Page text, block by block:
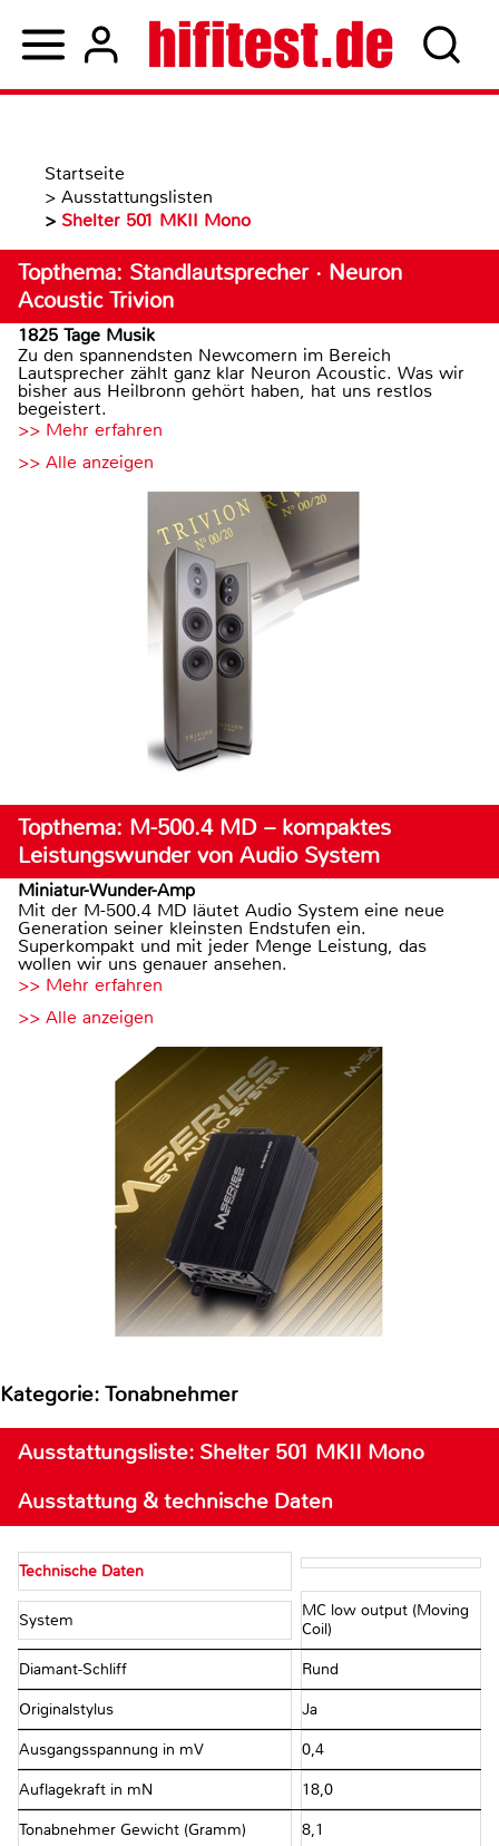
Startseite
> Ausstattungslisten
> Shelter 501 MKII Mono
Topthema: Standlautsprecher · Neuron
Acoustic Trivion
1825 Tage Musik
Zu den spannendsten Newcomern im Bereich
Lautsprecher zählt ganz klar Neuron Acoustic. Was wir
bisher aus Heilbronn gehört haben, hat uns restlos
begeistert.
>> Mehr erfahren
>> Alle anzeigen
Topthema: M-500.4 MD – kompaktes
Leistungswunder von Audio System
Miniatur-Wunder-Amp
Mit der M-500.4 MD läutet Audio System eine neue
Generation seiner kleinsten Endstufen ein.
Superkompakt und mit jeder Menge Leistung, das
wollen wir uns genauer ansehen.
>> Mehr erfahren
>> Alle anzeigen
Kategorie: Tonabnehmer
Ausstattungsliste: Shelter 501 MKII Mono
Ausstattung & technische Daten
Technische Daten
System
MC low output (Moving
Coil)
Diamant-Schliff Rund
Originalstylus Ja
Ausgangsspannung in mV 0,4
Auflagekraft in mN 18,0
Tonabnehmer Gewicht (Gramm) 8,1